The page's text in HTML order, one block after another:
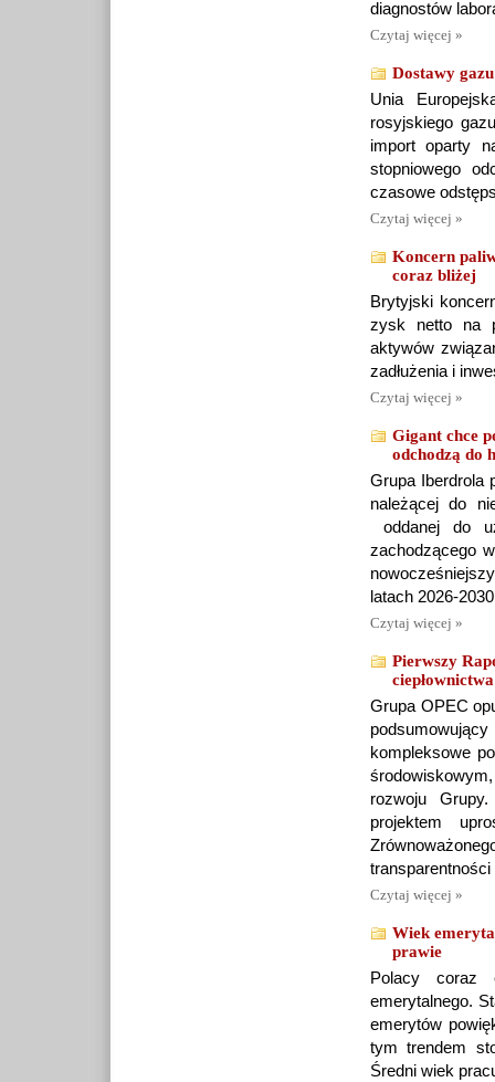
diagnostów
Czytaj więcej »
Dostawy
Unia
rosyjskiego
import oparty
stopniowego
czasowe
Czytaj więcej »
Koncern
coraz bliżej
Brytyjski
zysk netto na
aktywów
zadłużenia i
Czytaj więcej »
Gigant chce
odchodzą do
Grupa Iberdrola
należącej do
oddanej do
zachodzącego
latach 2026-
Czytaj więcej »
Pierwszy
Grupa OPEC
kompleksowe
rozwoju
projektem
Czytaj więcej »
Wiek
prawie
Polacy coraz
emerytalnego.
emerytów
tym trendem
Średni wiek